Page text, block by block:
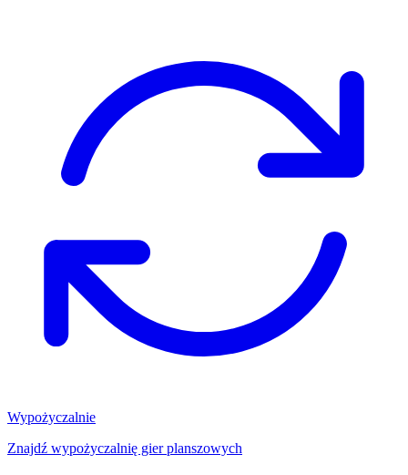
Wypożyczalnie
Znajdź wypożyczalnię gier planszowych